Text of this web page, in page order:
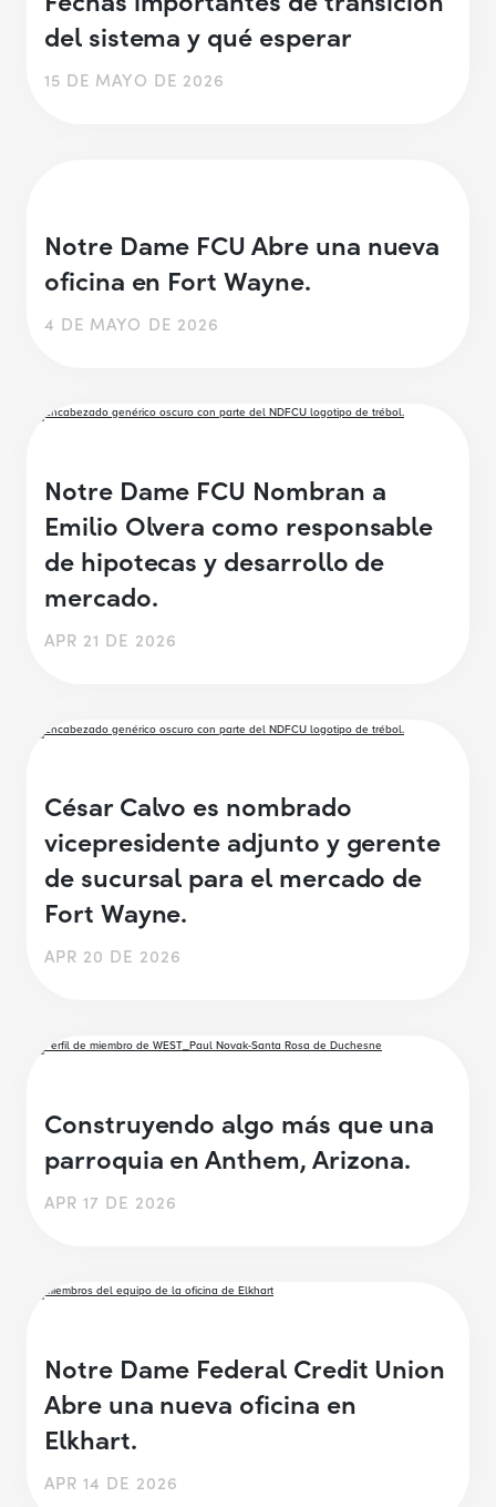
del sistema y qué esperar
15 DE MAYO DE 2026
Notre Dame FCU Abre una nueva
oficina en Fort Wayne.
4 DE MAYO DE 2026
Notre Dame FCU Nombran a
Emilio Olvera como responsable
de hipotecas y desarrollo de
mercado.
APR 21 DE 2026
César Calvo es nombrado
vicepresidente adjunto y gerente
de sucursal para el mercado de
Fort Wayne.
APR 20 DE 2026
Construyendo algo más que una
parroquia en Anthem, Arizona.
APR 17 DE 2026
Notre Dame Federal Credit Union
Abre una nueva oficina en
Elkhart.
APR 14 DE 2026